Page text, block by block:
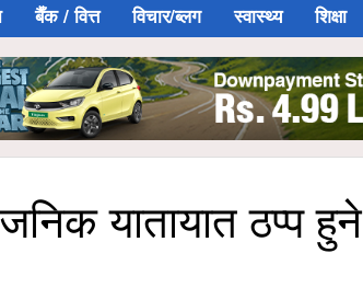
बैँक / वित्त विचार/ब्लग स्वास्थ्य शिक्षा
यातायात ठप्प हुने